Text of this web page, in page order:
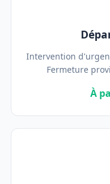
Intervention
Fermeture
À